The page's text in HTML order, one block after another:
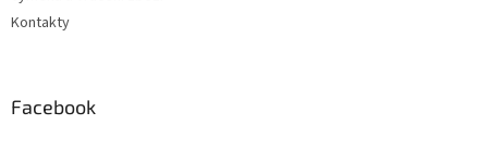
Kontakty
Facebook